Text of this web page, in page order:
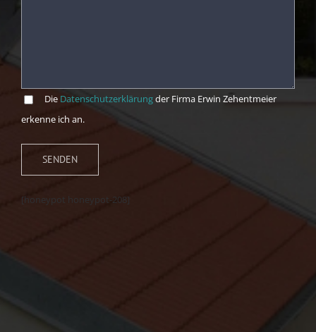
Die Datenschutzerklärungder Firma Erwin Zehentmeier
erkenne ich an.
[honeypot honeypot-208]